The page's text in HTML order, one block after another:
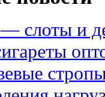
слоты и